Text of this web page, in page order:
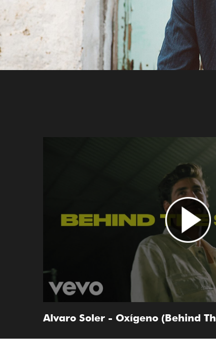
Alvaro Soler - Oxígeno (Behind